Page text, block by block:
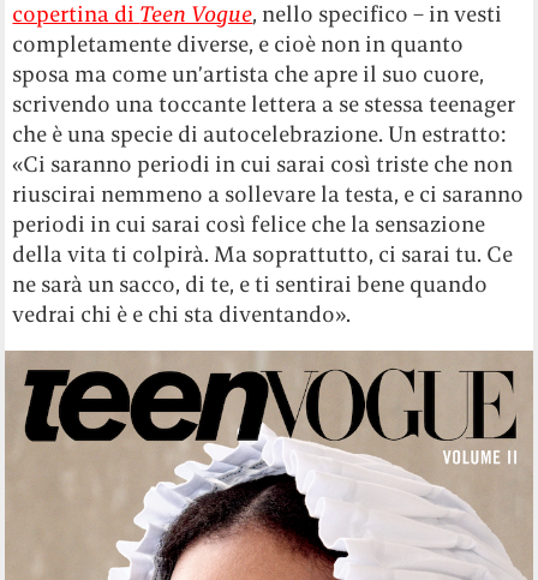
copertina di Teen Vogue, nello specifico – in vesti
completamente diverse, e cioè non in quanto
sposa ma come un’artista che apre il suo cuore,
scrivendo una toccante lettera a se stessa teenager
che è una specie di autocelebrazione. Un estratto:
«Ci saranno periodi in cui sarai così triste che non
riuscirai nemmeno a sollevare la testa, e ci saranno
periodi in cui sarai così felice che la sensazione
della vita ti colpirà. Ma soprattutto, ci sarai tu. Ce
ne sarà un sacco, di te, e ti sentirai bene quando
vedrai chi è e chi sta diventando».